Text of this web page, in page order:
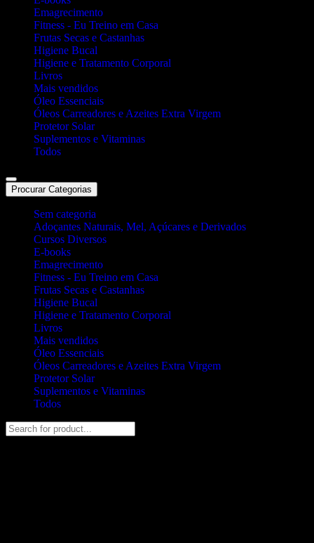
Emagrecimento
Fitness - Eu Treino em Casa
Frutas Secas e Castanhas
Higiene Bucal
Higiene e Tratamento Corporal
Livros
Mais vendidos
Óleo Essenciais
Óleos Carreadores e Azeites Extra Virgem
Protetor Solar
Suplementos e Vitaminas
Todos
Procurar Categorias
Sem categoria
Adoçantes Naturais, Mel, Açúcares e Derivados
Cursos Diversos
E-books
Emagrecimento
Fitness - Eu Treino em Casa
Frutas Secas e Castanhas
Higiene Bucal
Higiene e Tratamento Corporal
Livros
Mais vendidos
Óleo Essenciais
Óleos Carreadores e Azeites Extra Virgem
Protetor Solar
Suplementos e Vitaminas
Todos